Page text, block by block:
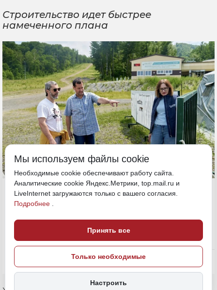
Строительство идет быстрее
намеченного плана
6 июля, 15:00 Хабаровский край
Политика и власть
Пресс-служба министерства
туризма края
ПОДЕЛИТЬСЯ
Мы используем файлы cookie
Необходимые cookie обеспечивают работу сайта.
Аналитические cookie Яндекс.Метрики, top.mail.ru и
LiveInternet загружаются только с вашего согласия.
Подробнее
Принять все
Только необходимые
Настроить